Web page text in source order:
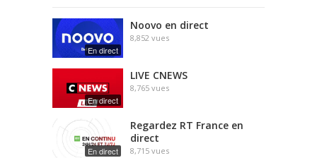
En direct
Noovo en direct
8,852 vues
En direct
LIVE CNEWS
8,765 vues
En direct
Regardez RT France en
direct
8,715 vues